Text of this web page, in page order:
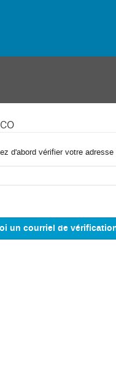
d'abord vérifier votre